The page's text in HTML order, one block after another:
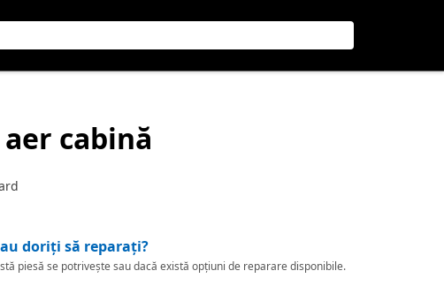
cabină
doriți să reparați?
piesă se potrivește sau dacă există opțiuni de reparare disponibile.